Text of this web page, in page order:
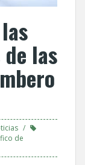
las
de